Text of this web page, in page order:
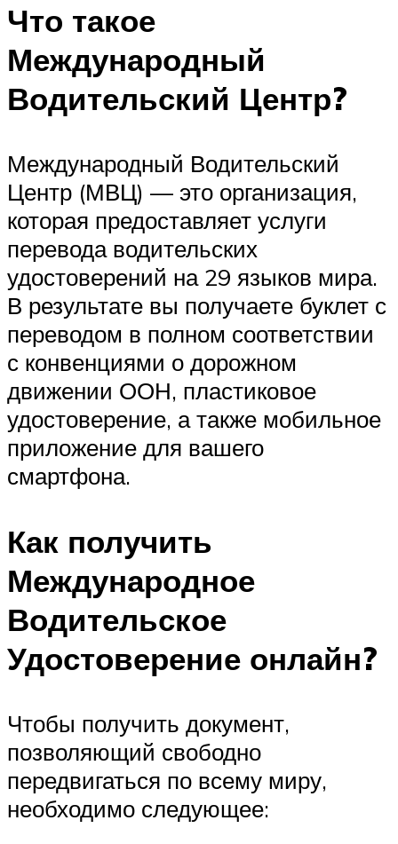
Что такое
Международный
Водительский Центр?
Международный Водительский
Центр (МВЦ) — это организация,
которая предоставляет услуги
перевода водительских
удостоверений на 29 языков мира.
В результате вы получаете буклет с
переводом в полном соответствии
с конвенциями о дорожном
движении ООН, пластиковое
удостоверение, а также мобильное
приложение для вашего
смартфона.
Как получить
Международное
Водительское
Удостоверение онлайн?
Чтобы получить документ,
позволяющий свободно
передвигаться по всему миру,
необходимо следующее: